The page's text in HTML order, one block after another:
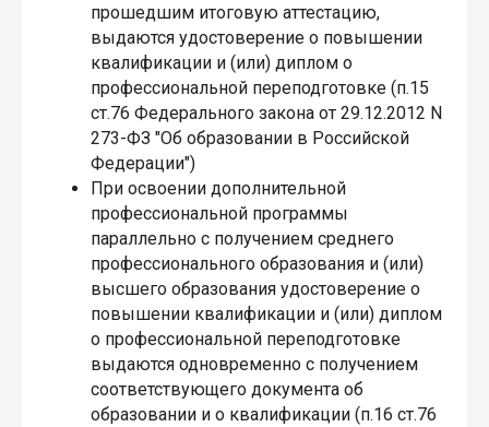
прошедшим итоговую аттестацию,
выдаются удостоверение о повышении
квалификации и (или) диплом о
профессиональной переподготовке (п.15
ст.76 Федерального закона от 29.12.2012 N
273-ФЗ "Об образовании в Российской
Федерации")
При освоении дополнительной
профессиональной программы
параллельно с получением среднего
профессионального образования и (или)
высшего образования удостоверение о
повышении квалификации и (или) диплом
о профессиональной переподготовке
выдаются одновременно с получением
соответствующего документа об
образовании и о квалификации (п.16 ст.76